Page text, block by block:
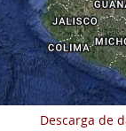
Descarga de